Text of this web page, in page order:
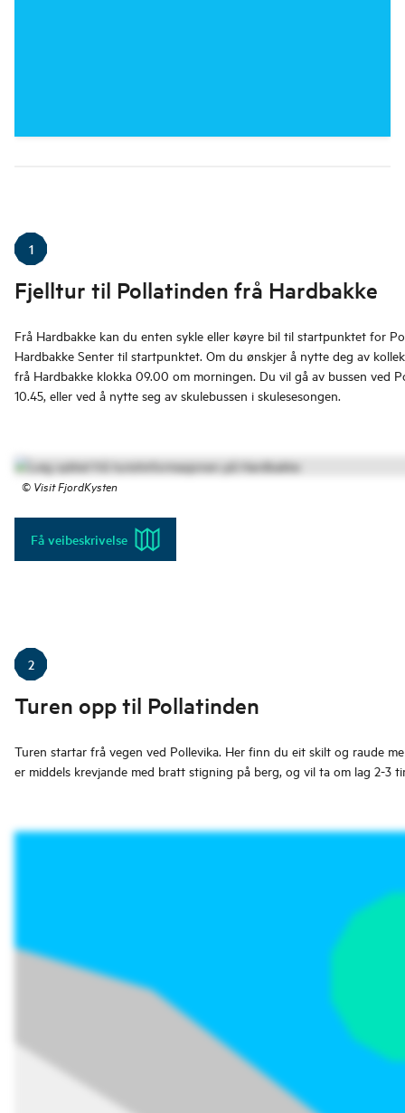
1
Fjelltur til Pollatinden frå Hardbakke
Frå Hardbakke kan du enten sykle eller køyre bil til startpunktet for
Hardbakke Senter til startpunktet. Om du ønskjer å nytte deg av
frå Hardbakke klokka 09.00 om morningen. Du vil gå av bussen ved
10.45, eller ved å nytte seg av skulebussen i skulesesongen.
© Visit FjordKysten
Få veibeskrivelse
2
Turen opp til Pollatinden
Turen startar frå vegen ved Pollevika. Her finn du eit skilt og raude
er middels krevjande med bratt stigning på berg, og vil ta om lag 2-3